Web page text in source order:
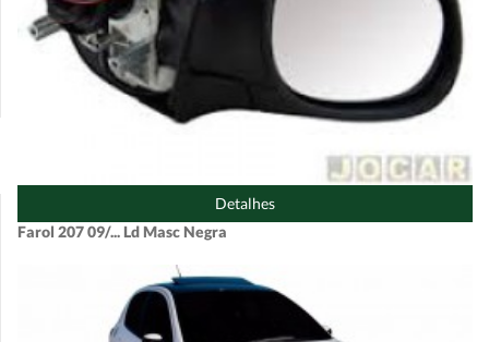
Detalhes
Farol 207 09/... Ld Masc Negra